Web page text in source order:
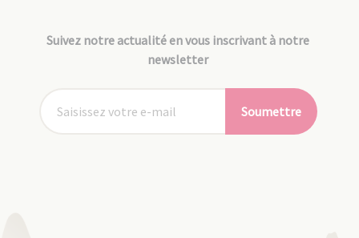
Suivez notre actualité en vous inscrivant à notre
newsletter
Soumettre